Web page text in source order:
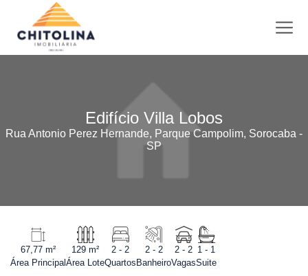
Edifício Villa Lobos
Rua Antonio Perez Hernande, Parque Campolim, Sorocaba -
SP
67,77 m²
Área Principal
129 m²
Área Lote
2 - 2
Quartos
2 - 2
Banheiro
2 - 2
Vagas
1 - 1
Suite